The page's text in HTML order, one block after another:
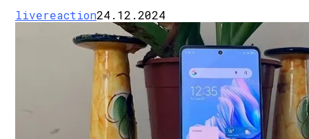
livereaction24.12.2024